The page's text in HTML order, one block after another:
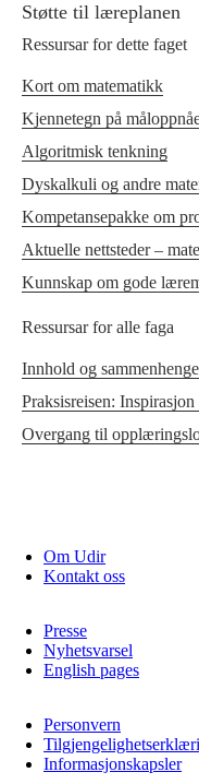
Støtte til læreplanen
Ressursar for dette faget
Kort om matematikk
Kjennetegn på
Algoritmisk tenkning
Dyskalkuli og andre
Kompetansepakke om
Aktuelle nettsteder –
Kunnskap om gode
Ressursar for alle faga
Innhold og
Praksisreisen:
Overgang til
Om Udir
Kontakt oss
Presse
Nyhetsvarsel
English pages
Personvern
Informasjonskapsler